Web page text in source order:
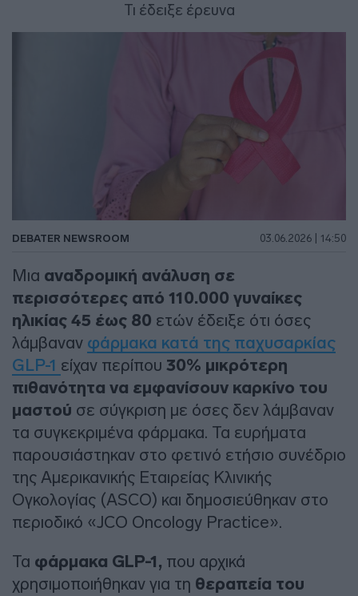
Τι έδειξε έρευνα
DEBATER NEWSROOM 03.06.2026 | 14:50
Μια αναδρομική ανάλυση σε
περισσότερες από 110.000 γυναίκες
ηλικίας 45 έως 80 ετών έδειξε ότι όσες
λάμβαναν φάρμακα κατά της παχυσαρκίας
GLP-1 είχαν περίπου 30% μικρότερη
πιθανότητα να εμφανίσουν καρκίνο του
μαστού σε σύγκριση με όσες δεν λάμβαναν
τα συγκεκριμένα φάρμακα. Τα ευρήματα
παρουσιάστηκαν στο φετινό ετήσιο συνέδριο
της Αμερικανικής Εταιρείας Κλινικής
Ογκολογίας (ASCO) και δημοσιεύθηκαν στο
περιοδικό «JCO Oncology Practice».
Τα φάρμακα GLP-1, που αρχικά
χρησιμοποιήθηκαν για τη θεραπεία του